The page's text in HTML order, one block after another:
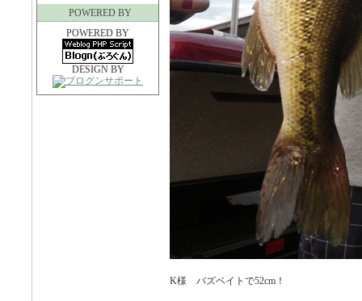
POWERED BY
POWERED BY
DESIGN BY
K様 バズベイトで52cm！